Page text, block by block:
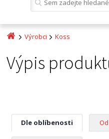
Výrobci Koss
Výpis
Dle oblíbenosti